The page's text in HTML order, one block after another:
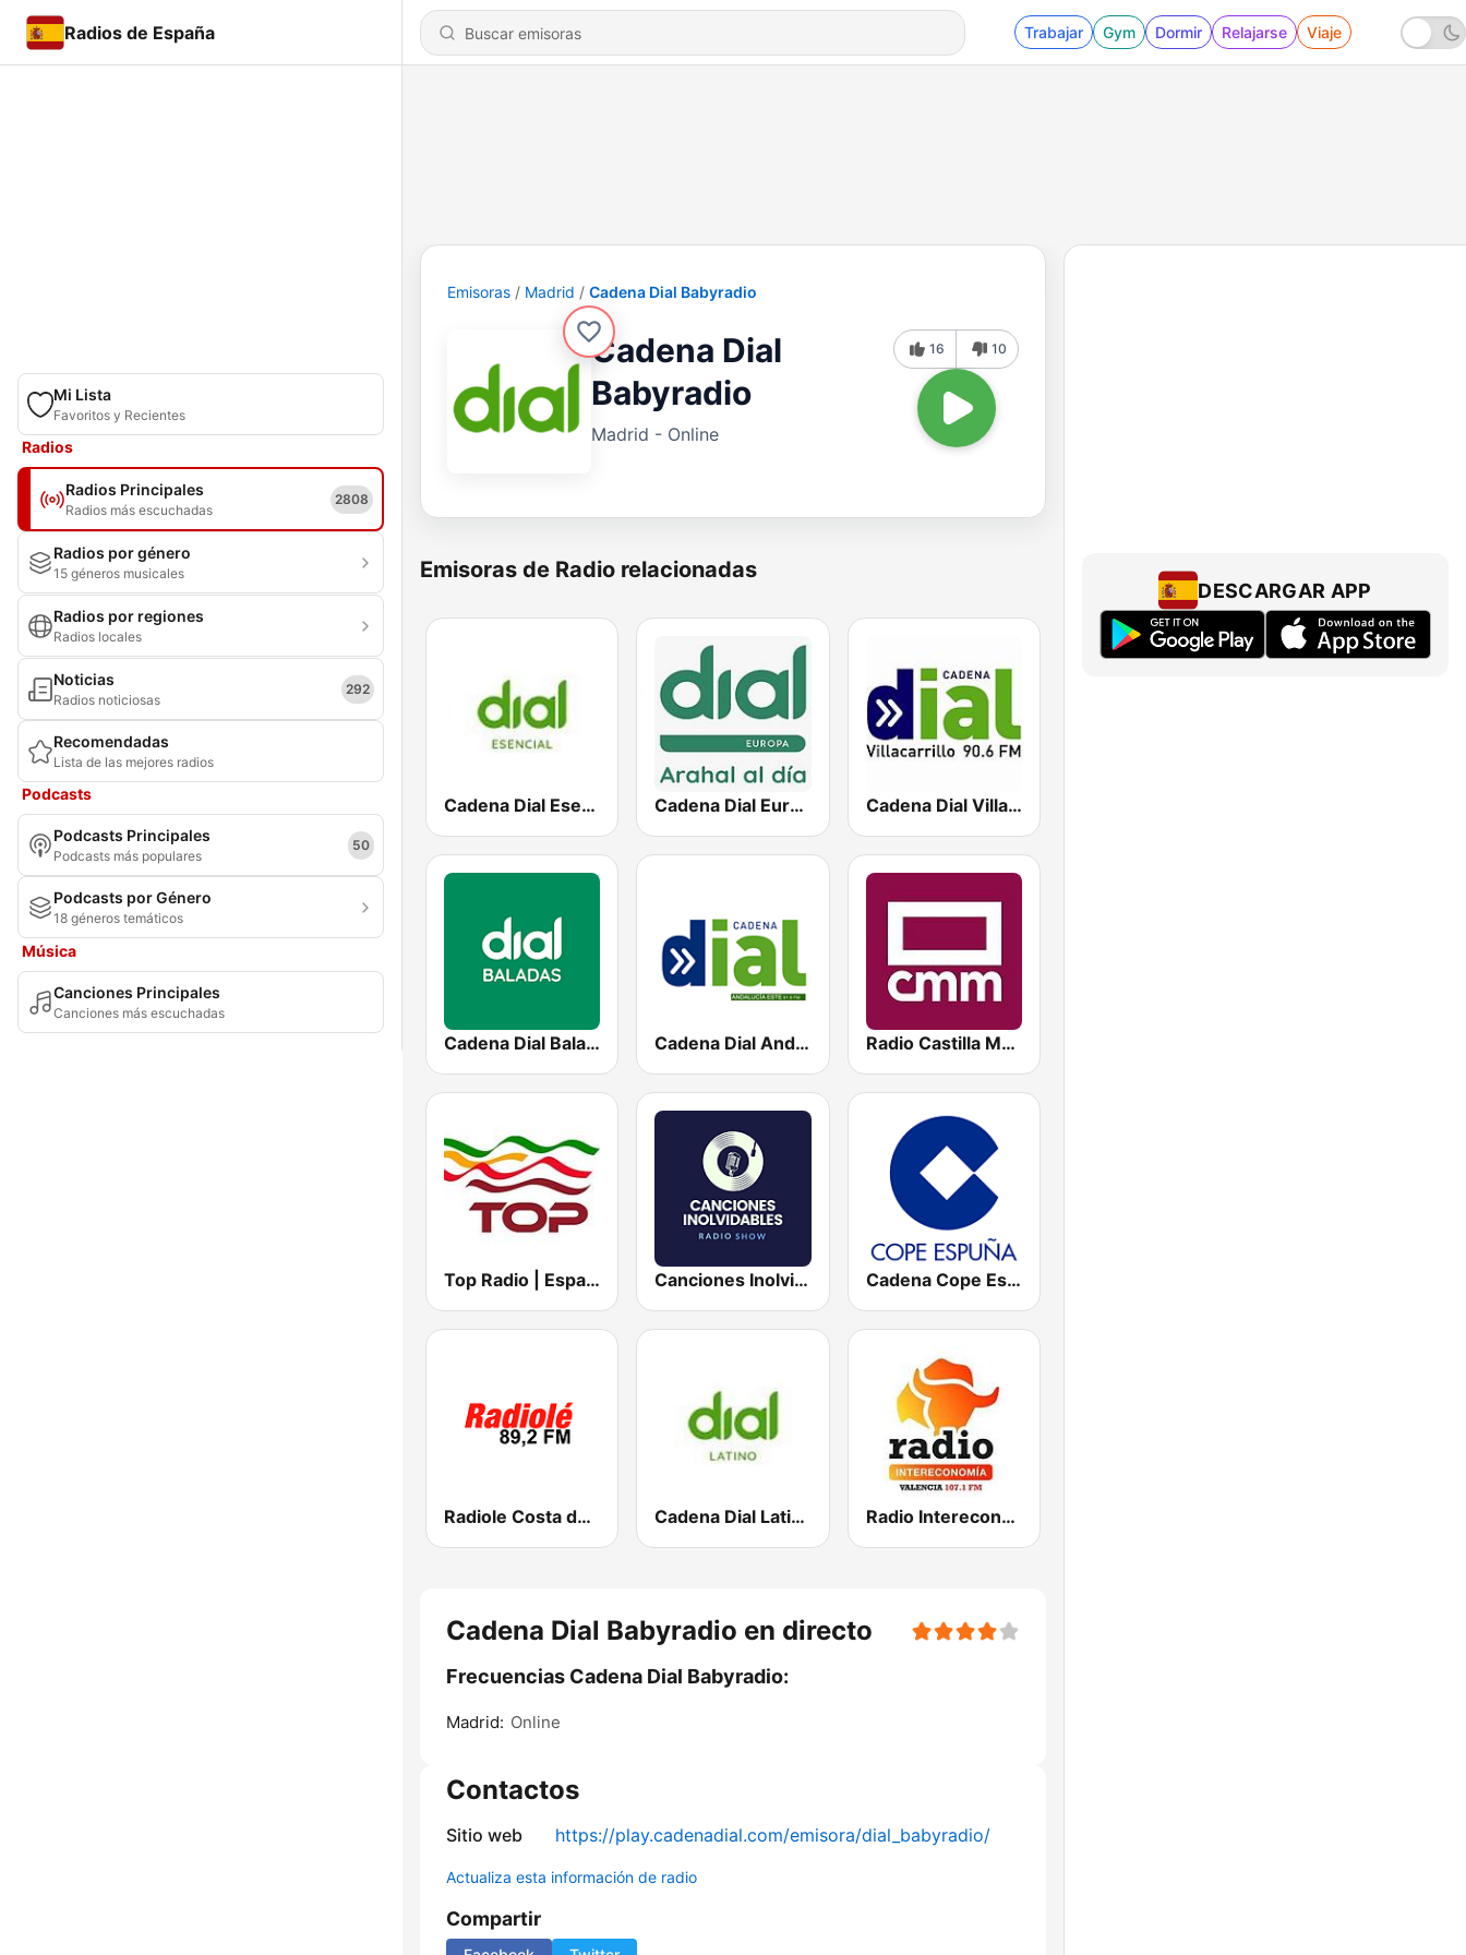
Radios de España Trabajar Gym Dormir Relajarse Viaje
Mi Lista
Favoritos y Recientes
Radios
Radios Principales
Radios más escuchadas
2808
Radios por género
15 géneros musicales
Radios por regiones
Radios locales
Noticias
Radios noticiosas
292
Recomendadas
Lista de las mejores radios
Podcasts
Podcasts Principales
Podcasts más populares
50
Podcasts por Género
18 géneros temáticos
Música
Canciones Principales
Canciones más escuchadas
Emisoras Madrid Cadena Dial Babyradio
Cadena Dial
Babyradio
Madrid - Online
16 10
Emisoras de Radio relacionadas
Cadena Dial Esencial Cadena Dial Europa Cadena Dial Villacarrillo
Cadena Dial Baladas Cadena Dial Andalucía Este 91.8 FM Radio Castilla Mancha Media
Top Radio | España Canciones Inolvidables Cadena Cope Espuña
Radiole Costa de la Luz Cadena Dial Latino Radio Intereconomía
Cadena Dial Babyradio en directo
Frecuencias Cadena Dial Babyradio:
Madrid: Online
Contactos
Sitio web https://play.cadenadial.com/emisora/dial_babyradio/
Actualiza esta información de radio
Compartir
DESCARGAR APP